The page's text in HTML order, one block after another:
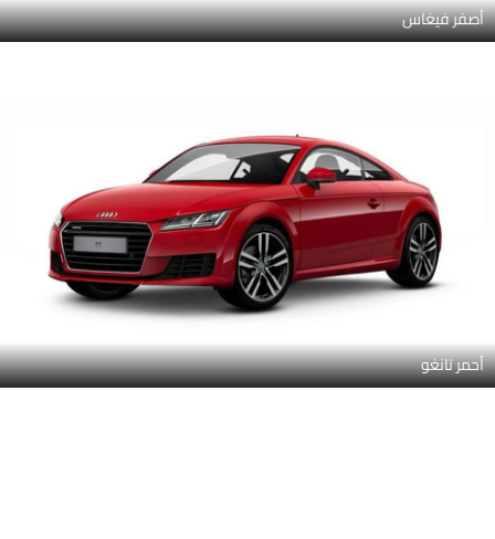
أصفر فيغاس
أحمر تانغو